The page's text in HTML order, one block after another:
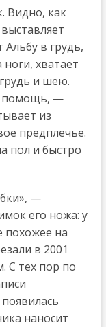
Видно, как
в грудь,
ноги, хватает
и шею.
помощь, —
из
предплечье.
пол и быстро
—
его ножа: у
похожее на
в 2001
С тех пор по
наносит